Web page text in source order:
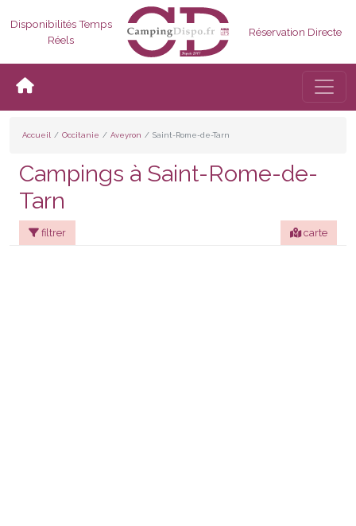
Disponibilités Temps
Réels
Réservation Directe
Accueil Occitanie Aveyron Saint-Rome-de-Tarn
Campings à Saint-Rome-de-
Tarn
filtrer carte